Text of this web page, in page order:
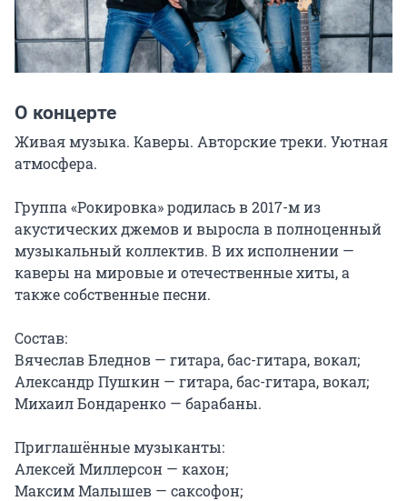
О концерте
Живая музыка. Каверы. Авторские треки. Уютная
атмосфера.
Группа «Рокировка» родилась в 2017-м из
акустических джемов и выросла в полноценный
музыкальный коллектив. В их исполнении —
каверы на мировые и отечественные хиты, а
также собственные песни.
Состав:
Вячеслав Бледнов — гитара, бас-гитара, вокал;
Александр Пушкин — гитара, бас-гитара, вокал;
Михаил Бондаренко — барабаны.
Приглашённые музыканты:
Алексей Миллерсон — кахон;
Максим Малышев — саксофон;